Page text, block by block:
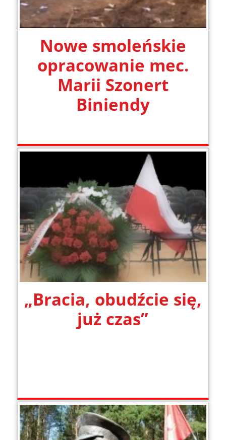
Nowe smoleńskie
opracowanie mec.
Marii Szonert
Biniendy
„Bracia, obudźcie się,
już czas”